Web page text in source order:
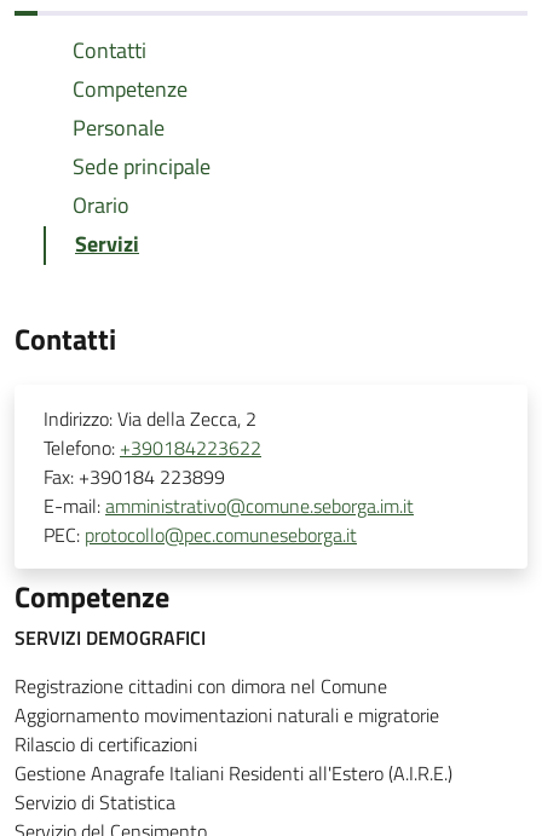
Contatti
Competenze
Personale
Sede principale
Orario
Servizi
Contatti
Indirizzo:Via della Zecca, 2
Telefono: +390184223622
Fax: +390184 223899
E-mail:amministrativo@comune.seborga.im.it
PEC: protocollo@pec.comuneseborga.it
Competenze
SERVIZI DEMOGRAFICI
Registrazione cittadini con dimora nel Comune
Aggiornamento movimentazioni naturali e migratorie
Rilascio di certificazioni
Gestione Anagrafe Italiani Residenti all'Estero (A.I.R.E.)
Servizio di Statistica